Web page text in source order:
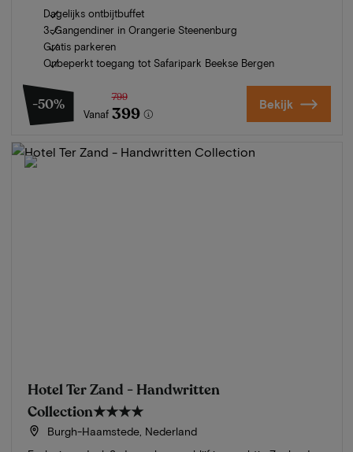
Dagelijks ontbijtbuffet
3-Gangendiner in Orangerie Steenenburg
Gratis parkeren
Onbeperkt toegang tot Safaripark Beekse Bergen
-50%
Vanaf
799
399 Bekijk
Hotel Ter Zand - Handwritten
Collection★★★★
Burgh-Haamstede, Nederland